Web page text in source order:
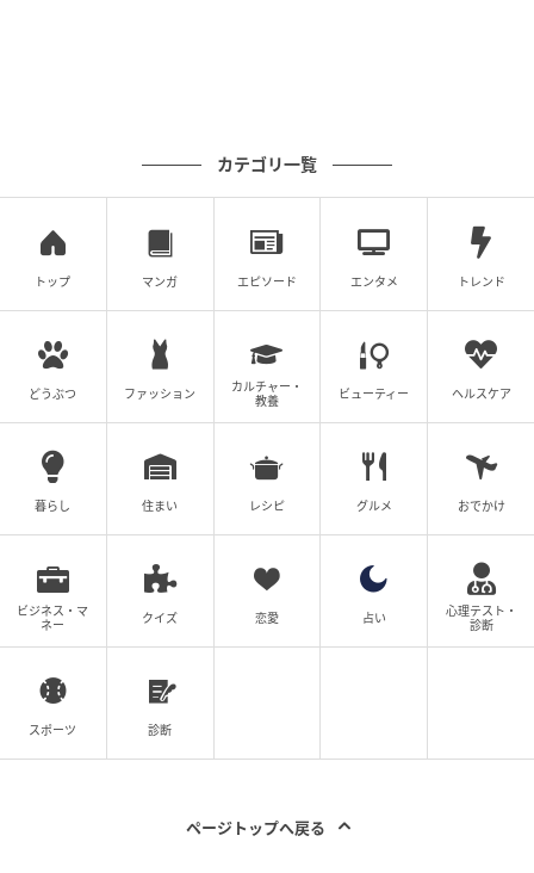
カテゴリ一覧
トップ マンガ エピソード エンタメ トレンド
どうぶつ ファッション
カルチャー・
教養
ビューティー ヘルスケア
暮らし 住まい レシピ グルメ おでかけ
ビジネス・マ
ネー
クイズ 恋愛 占い
心理テスト・
診断
スポーツ 診断
ページトップへ戻る